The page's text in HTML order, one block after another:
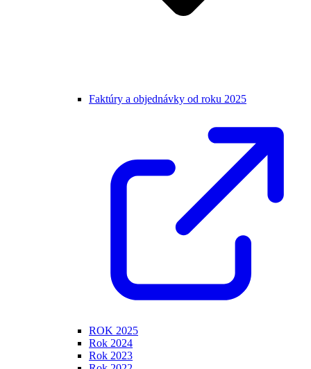
Faktúry a objednávky od roku 2025
ROK 2025
Rok 2024
Rok 2023